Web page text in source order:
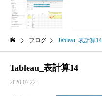
ブログ Tableau_表計算14
Tableau_表計算14
2020.07.22